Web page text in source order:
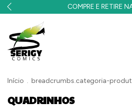
COMPRE E RETIRE
Início . breadcrumbs.categoria-
QUADRINHOS